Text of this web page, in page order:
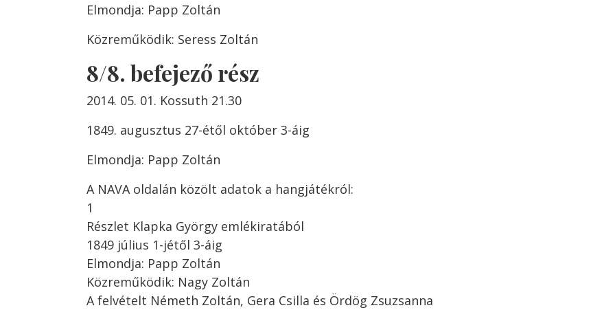
Elmondja: Papp Zoltán
Közreműködik: Seress Zoltán
8/8. befejező rész
2014. 05. 01. Kossuth 21.30
1849. augusztus 27-étől október 3-áig
Elmondja: Papp Zoltán
A NAVA oldalán közölt adatok a hangjátékról:
1
Részlet Klapka György emlékiratából
1849 július 1-jétől 3-áig
Elmondja: Papp Zoltán
Közreműködik: Nagy Zoltán
A felvételt Németh Zoltán, Gera Csilla és Ördög Zsuzsanna